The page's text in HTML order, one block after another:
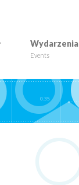
Wydarzenia
Events